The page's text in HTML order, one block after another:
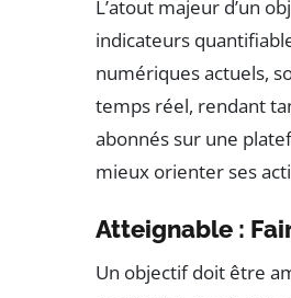
L’atout majeur d’un
indicateurs
numériques actuels,
temps réel, rendant
abonnés sur une
mieux orienter ses
Atteignable :
Un objectif doit être